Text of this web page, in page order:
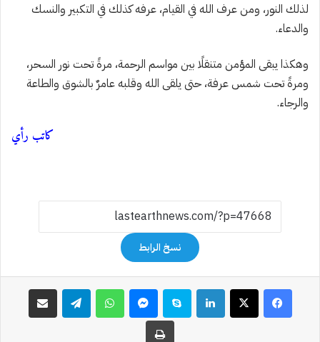
لذلك النور، ومن عرف الله في القيام، عرفه كذلك في التكبير والنسك
والدعاء.
وهكذا يبقى المؤمن متنقلًا بين مواسم الرحمة، مرةً تحت نور السحر،
ومرةً تحت شمس عرفة، حتى يلقى الله وقلبه عامرٌ بالشوق والطاعة
والرجاء.
كاتب رأي
نسخ الرابط
فيسبوك‫X لينكدإن سكايب ماسنجر واتساب تيلقرام مشاركة عبر البريد
طباعة